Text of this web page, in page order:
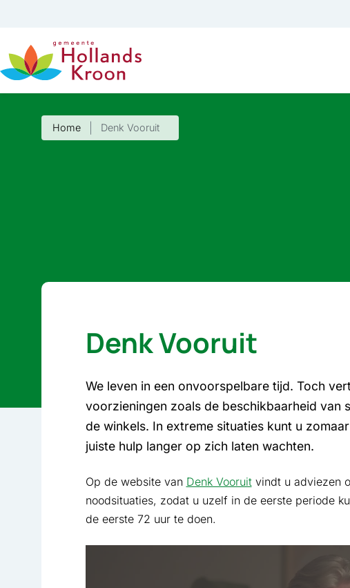
Home Denk Vooruit
Denk Vooruit
We leven in een onvoorspelbare tijd. Toch
voorzieningen zoals de beschikbaarheid van
de winkels. In extreme situaties kunt u
juiste hulp langer op zich laten wachten.
Op de website van Denk Vooruitvindt u adviezen
noodsituaties, zodat u uzelf in de eerste periode
de eerste 72 uur te doen.